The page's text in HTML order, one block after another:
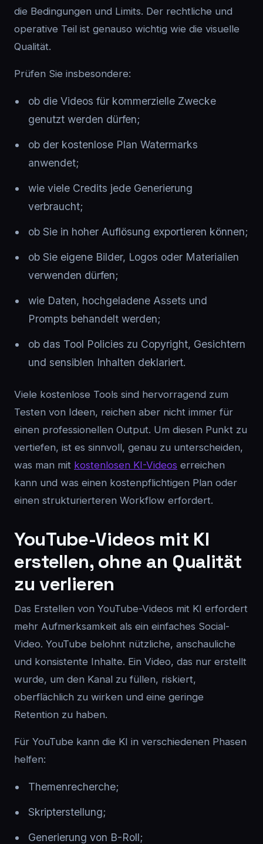
die Bedingungen und Limits. Der rechtliche und
operative Teil ist genauso wichtig wie die visuelle
Qualität.
Prüfen Sie insbesondere:
ob die Videos für kommerzielle Zwecke
genutzt werden dürfen;
ob der kostenlose Plan Watermarks
anwendet;
wie viele Credits jede Generierung
verbraucht;
ob Sie in hoher Auflösung exportieren können;
ob Sie eigene Bilder, Logos oder Materialien
verwenden dürfen;
wie Daten, hochgeladene Assets und
Prompts behandelt werden;
ob das Tool Policies zu Copyright, Gesichtern
und sensiblen Inhalten deklariert.
Viele kostenlose Tools sind hervorragend zum
Testen von Ideen, reichen aber nicht immer für
einen professionellen Output. Um diesen Punkt zu
vertiefen, ist es sinnvoll, genau zu unterscheiden,
was man mit kostenlosen KI-Videos erreichen
kann und was einen kostenpflichtigen Plan oder
einen strukturierteren Workflow erfordert.
YouTube-Videos mit KI
erstellen, ohne an Qualität
zu verlieren
Das Erstellen von YouTube-Videos mit KI erfordert
mehr Aufmerksamkeit als ein einfaches Social-
Video. YouTube belohnt nützliche, anschauliche
und konsistente Inhalte. Ein Video, das nur erstellt
wurde, um den Kanal zu füllen, riskiert,
oberflächlich zu wirken und eine geringe
Retention zu haben.
Für YouTube kann die KI in verschiedenen Phasen
helfen:
Themenrecherche;
Skripterstellung;
Generierung von B-Roll;